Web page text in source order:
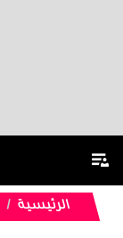
الرئيسية